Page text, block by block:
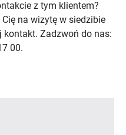
z tym klientem?
na wizytę w siedzibie
Zadzwoń do nas:
00.